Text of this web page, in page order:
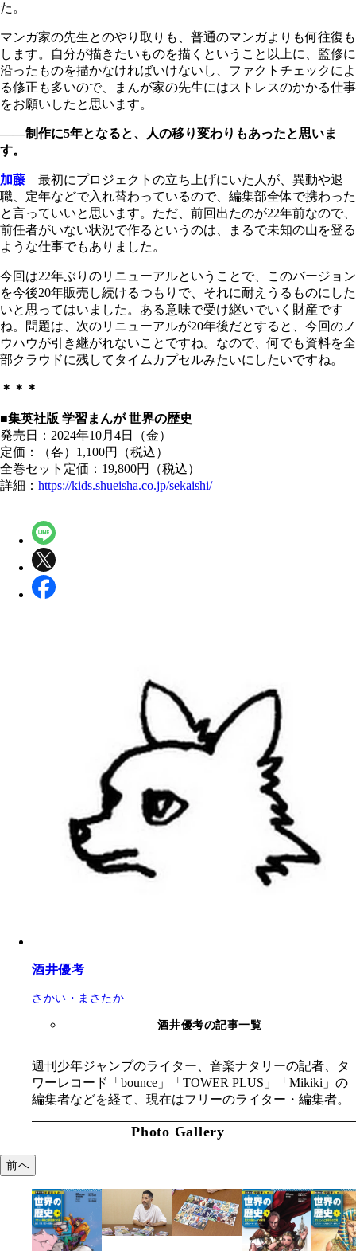
た。
マンガ家の先生とのやり取りも、普通のマンガよりも何往復も
します。自分が描きたいものを描くということ以上に、監修に
沿ったものを描かなければいけないし、ファクトチェックによ
る修正も多いので、まんが家の先生にはストレスのかかる仕事
をお願いしたと思います。
――制作に5年となると、人の移り変わりもあったと思いま
す。
加藤 最初にプロジェクトの立ち上げにいた人が、異動や退
職、定年などで入れ替わっているので、編集部全体で携わった
と言っていいと思います。ただ、前回出たのが22年前なので、
前任者がいない状況で作るというのは、まるで未知の山を登る
ような仕事でもありました。
今回は22年ぶりのリニューアルということで、このバージョン
を今後20年販売し続けるつもりで、それに耐えうるものにした
いと思ってはいました。ある意味で受け継いでいく財産です
ね。問題は、次のリニューアルが20年後だとすると、今回のノ
ウハウが引き継がれないことですね。なので、何でも資料を全
部クラウドに残してタイムカプセルみたいにしたいですね。
＊＊＊
■集英社版 学習まんが 世界の歴史
発売日：2024年10月4日（金）
定価：（各）1,100円（税込）
全巻セット定価：19,800円（税込）
詳細： https://kids.shueisha.co.jp/sekaishi/
酒井優考
さかい・まさたか
酒井優考の記事一覧
週刊少年ジャンプのライター、音楽ナタリーの記者、タ
ワーレコード「bounce」「TOWER PLUS」「Mikiki」の
編集者などを経て、現在はフリーのライター・編集者。
Photo Gallery
前へ